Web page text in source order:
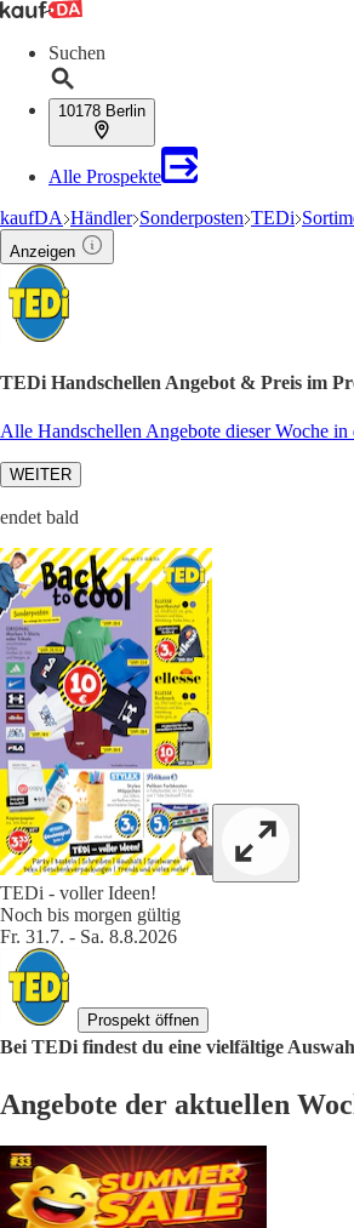
Suchen
10178 Berlin
Alle Prospekte
kaufDA Händler Sonderposten TEDi
Anzeigen
TEDi Handschellen Angebot & Preis im
Alle Handschellen Angebote dieser Woche
WEITER
endet bald
TEDi - voller Ideen!
Noch bis morgen gültig
Fr. 31.7. - Sa. 8.8.2026
Prospekt öffnen
Bei TEDi findest du eine vielfältige
Angebote der aktuellen